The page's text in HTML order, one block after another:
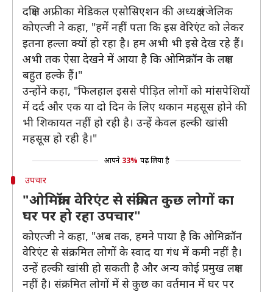
दक्षिण अफ्रीका मेडिकल एसोसिएशन की अध्यक्ष एंजेलिक
कोएत्जी ने कहा, "हमें नहीं पता कि इस वेरिएंट को लेकर
इतना हल्ला क्यों हो रहा है। हम अभी भी इसे देख रहे हैं।
अभी तक ऐसा देखने में आया है कि ओमिक्रॉन के लक्षण
बहुत हल्के हैं।"
उन्होंने कहा, "फिलहाल इससे पीड़ित लोगों को मांसपेशियों
में दर्द और एक या दो दिन के लिए थकान महसूस होने की
भी शिकायत नहीं हो रही है। उन्हें केवल हल्की खांसी
महसूस हो रही है।"
आपने 33% पढ़ लिया है
उपचार
"ओमिक्रॉन वेरिएंट से संक्रमित कुछ लोगों का
घर पर हो रहा उपचार"
कोएत्जी ने कहा, "अब तक, हमने पाया है कि ओमिक्रॉन
वेरिएंट से संक्रमित लोगों के स्वाद या गंध में कमी नहीं है।
उन्हें हल्की खांसी हो सकती है और अन्य कोई प्रमुख लक्षण
नहीं है। संक्रमित लोगों में से कुछ का वर्तमान में घर पर